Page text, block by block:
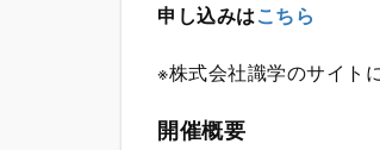
申し込みはこちら
※株式会社識学のサイト
開催概要